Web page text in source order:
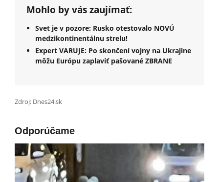
Mohlo by vás zaujímať:
Svet je v pozore: Rusko otestovalo NOVÚ
medzikontinentálnu strelu!
Expert VARUJE: Po skončení vojny na Ukrajine
môžu Európu zaplaviť pašované ZBRANE
Zdroj: Dnes24.sk
Odporúčame